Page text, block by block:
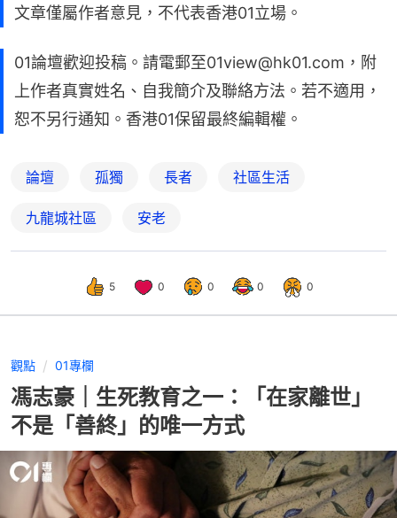
文章僅屬作者意見，不代表香港01立場。
01論壇歡迎投稿。請電郵至01view@hk01.com，附
上作者真實姓名、自我簡介及聯絡方法。若不適用，
恕不另行通知。香港01保留最終編輯權。
論壇 孤獨 長者 社區生活
九龍城社區 安老
5 0 0 0 0
觀點 01專欄
馮志豪｜生死教育之一：「在家離世」
不是「善終」的唯一方式